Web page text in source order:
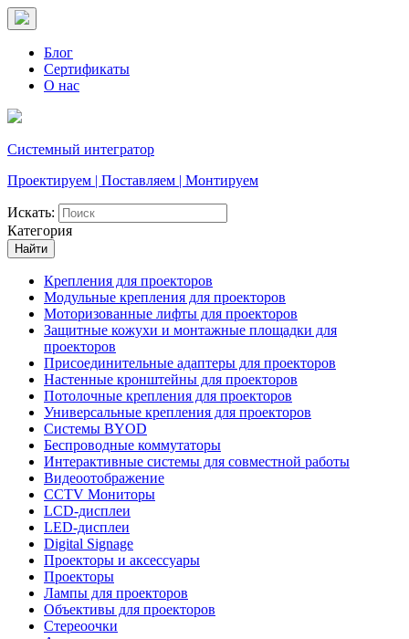
Блог
Сертификаты
О нас
Системный интегратор
Проектируем | Поставляем | Монтируем
Искать:
Категория
Найти
Крепления для проекторов
Модульные крепления для проекторов
Моторизованные лифты для проекторов
Защитные кожухи и монтажные площадки для
проекторов
Присоединительные адаптеры для проекторов
Настенные кронштейны для проекторов
Потолочные крепления для проекторов
Универсальные крепления для проекторов
Системы BYOD
Беспроводные коммутаторы
Интерактивные системы для совместной работы
Видеоотображение
CCTV Мониторы
LCD-дисплеи
LED-дисплеи
Digital Signage
Проекторы и аксессуары
Проекторы
Лампы для проекторов
Объективы для проекторов
Стереоочки